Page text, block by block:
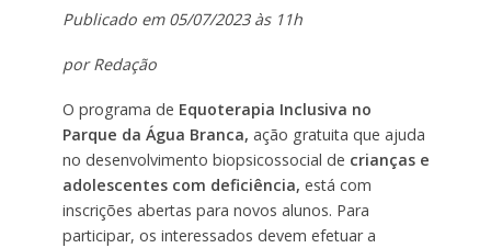
Publicado em 05/07/2023 às 11h
por Redação
O programa de Equoterapia Inclusiva no
Parque da Água Branca, ação gratuita que ajuda
no desenvolvimento biopsicossocial de crianças e
adolescentes com deficiência, está com
inscrições abertas para novos alunos. Para
participar, os interessados devem efetuar a